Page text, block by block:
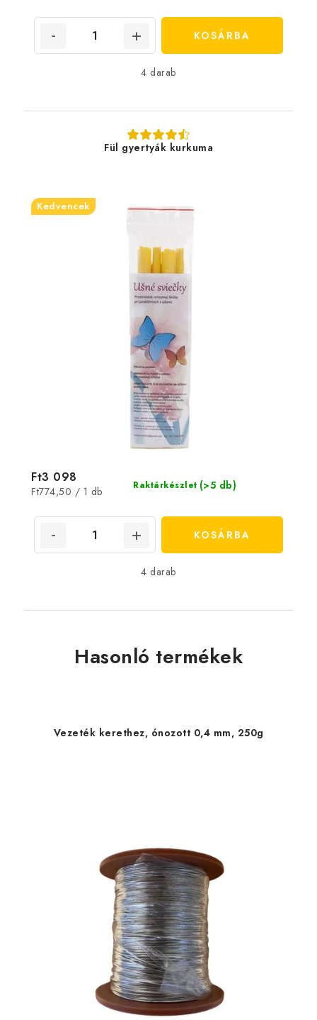
KOSÁRBA
4 darab
Fül gyertyák kurkuma
Kedvencek
Raktárkészlet (>5 db)
Ft3 098
Egységár:
Ft774,50 / 1 db
KOSÁRBA
4 darab
Hasonló termékek
Vezeték kerethez, ónozott 0,4 mm, 250g